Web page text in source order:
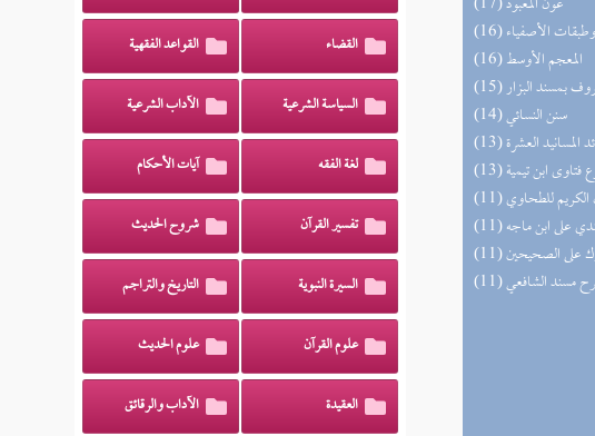
وطبقات الأصفياء
(16) المعجم الأوسط
بمسند البزار
(14) سنن النسائي
المسانيد العشرة
فتاوى ابن تيمية
الكريم للطحاوي
على ابن ماجه
على الصحيحين
شرح مسند الشافعي
القضاء القواعد الفقهية
السياسة الشرعية الآداب الشرعية
لغة الفقه آيات الأحكام
تفسير القرآن شروح الحديث
السيرة النبوية التاريخ والتراجم
علوم القرآن علوم الحديث
العقيدة الآداب والرقائق